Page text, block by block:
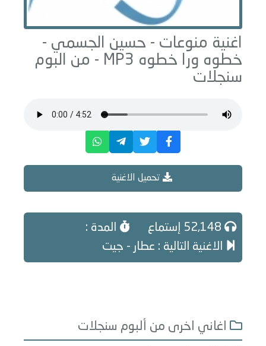
اغنية منوعات - حسين الجسمي -
خطوه ورا خطوه
سنجلات
تحميل الاغنية
المدة :
الاغنية التالية : عطار - جيت
اغاني اخرى من ألبوم سنجلات